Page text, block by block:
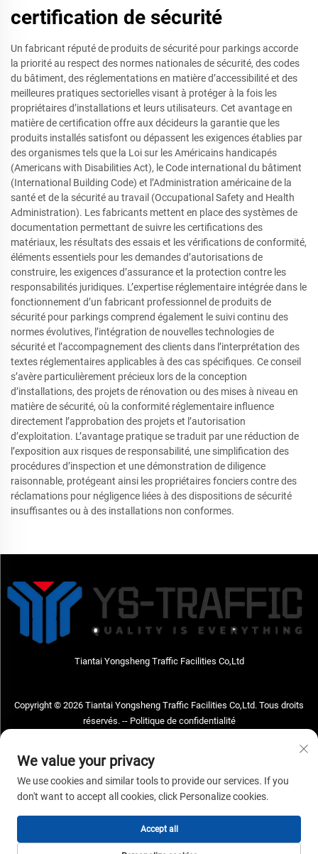
certification de sécurité
Un fabricant réputé de produits de sécurité pour parkings accorde
la priorité au respect des normes nationales de sécurité, des codes
du bâtiment, des réglementations en matière d’accessibilité et des
meilleures pratiques sectorielles visant à protéger à la fois les
propriétaires d’installations et leurs utilisateurs. Cet avantage en
matière de certification offre aux décideurs la garantie que les
produits installés satisfont ou dépassent les exigences établies par
des organismes tels que la Loi sur les Américains handicapés
(Americans with Disabilities Act), le Code international du bâtiment
(International Building Code) et l’Administration américaine de la
santé et de la sécurité au travail (Occupational Safety and Health
Administration). Les fabricants mettent en place des systèmes de
documentation permettant de suivre les certifications des
matériaux, les résultats des essais et les vérifications de conformité,
éléments essentiels pour les demandes d’autorisations de
construire, les exigences d’assurance et la protection contre les
responsabilités juridiques. L’expertise réglementaire intégrée dans le
fonctionnement d’un fabricant professionnel de produits de
sécurité pour parkings comprend également le suivi continu des
normes évolutives, l’intégration de nouvelles technologies de
sécurité et l’accompagnement des clients dans l’interprétation des
textes réglementaires applicables à des cas spécifiques. Ce conseil
s’avère particulièrement précieux lors de la conception
d’installations, des projets de rénovation ou des mises à niveau en
matière de sécurité, où la conformité réglementaire influence
directement l’approbation des projets et l’autorisation
d’exploitation. L’avantage pratique se traduit par une réduction de
l’exposition aux risques de responsabilité, une simplification des
procédures d’inspection et une démonstration de diligence
raisonnable, protégeant ainsi les propriétaires fonciers contre des
réclamations pour négligence liées à des dispositions de sécurité
insuffisantes ou à des installations non conformes.
Tiantai Yongsheng Traffic Facilities Co,Ltd
Copyright © 2026 Tiantai Yongsheng Traffic Facilities Co,Ltd. Tous droits
réservés. -- Politique de confidentialité
Address: Tiantai Yongsheng Traffic Facilities Co,Ltd Adresse : No.73, route
Hongchou Ouest, ville de Hongchou, comté de Tiantai, ville de Taizhou, province
+86-18968682471
E-mail: [email protected]
We value your privacy
We use cookies and similar tools to provide our services. If you
don't want to accept all cookies, click Personalize cookies.
Accept all